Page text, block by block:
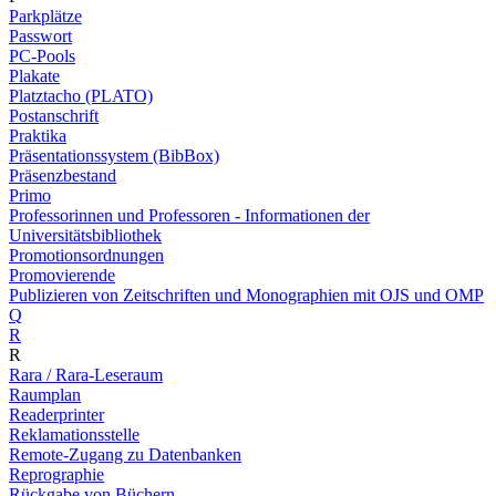
Parkplätze
Passwort
PC-Pools
Plakate
Platztacho (PLATO)
Postanschrift
Praktika
Präsentationssystem (BibBox)
Präsenzbestand
Primo
Professorinnen und Professoren - Informationen der
Universitätsbibliothek
Promotionsordnungen
Promovierende
Publizieren von Zeitschriften und Monographien mit OJS und OMP
Q
R
R
Rara / Rara-Leseraum
Raumplan
Readerprinter
Reklamationsstelle
Remote-Zugang zu Datenbanken
Reprographie